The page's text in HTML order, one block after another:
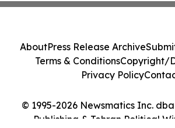
© 1995-2026 Newsmatics Inc.
Publishing & Tehran Political
AboutPress Release Archive
Terms & ConditionsCopyright/
Privacy Policy